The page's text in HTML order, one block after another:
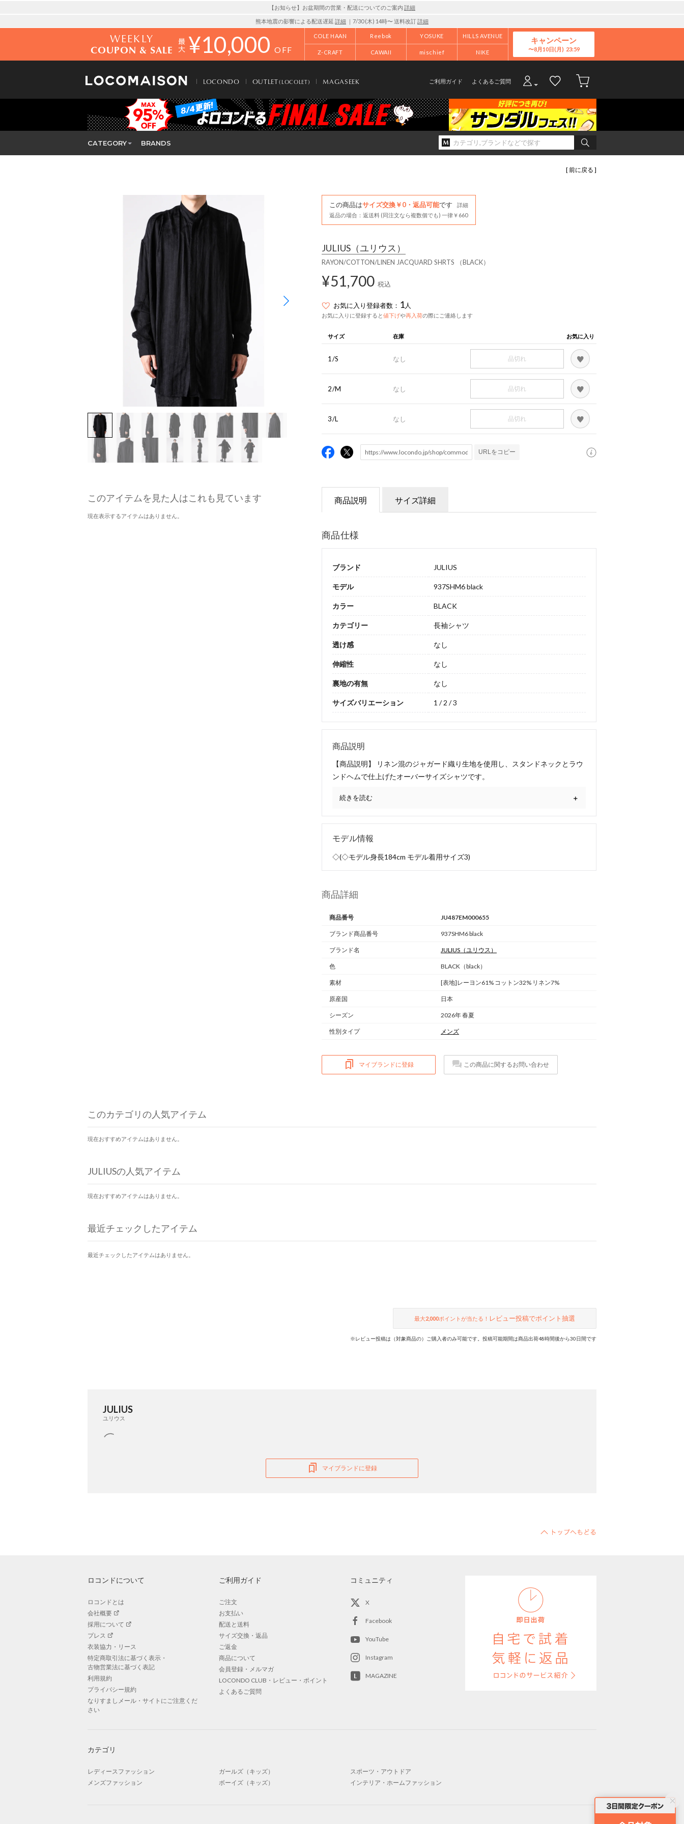
【お知らせ】お盆期間の営業・配送についてのご案内 詳細
熊本地震の影響による配送遅延 詳細 ｜7/30 (木) 14時〜 送料改訂詳細
WEEKLY
COUPON & SALE ¥10,000 OFF
COLE HAAN Reebok YOSUKE HILLS AVENUE
Z-CRAFT CAWAII mischief NIKE
キャンペーン
8月10日(月)
LOCONDO OUTLET(LOCOLET) MAGASEEK ご利用ガイド よくあるご質問
CATEGORY BRANDS
[ 前に戻る ]
このアイテムを見た人はこれも見ています
現在表示するアイテムはありません。
この商品はサイズ交換￥0・返品可能です
詳細
返品の場合：返送料 (同注文なら複数個でも) 一律￥660
JULIUS （ユリウス）
RAYON/COTTON/LINEN JACQUARD SHRTS （BLACK）
¥51,700 税込
お気に入り登録者数： 1人
お気に入りに登録すると値下げや再入荷の際にご連絡します
サイズ 在庫 お気に入り
1/S なし 品切れ
2/M なし 品切れ
3/L なし 品切れ
URLをコピー
商品説明 サイズ詳細
商品仕様
ブランド JULIUS
モデル 937SHM6 black
カラー BLACK
カテゴリー 長袖シャツ
透け感 なし
伸縮性 なし
裏地の有無 なし
サイズバリエーション 1 / 2 / 3
商品説明
【商品説明】 リネン混のジャガード織り生地を使用し、スタンドネックとラウ
ンドヘムで仕上げたオーバーサイズシャツです。
続きを読む
モデル情報
◇(◇モデル身長184cm モデル着用サイズ3)
商品詳細
商品番号 JU487EM000655
ブランド商品番号 937SHM6 black
ブランド名 JULIUS （ユリウス）
色 BLACK（black）
素材 [表地]レーヨン61% コットン32% リネン7%
原産国 日本
シーズン 2026年 春夏
性別タイプ メンズ
マイブランドに登録 この商品に関するお問い合わせ
このカテゴリの人気アイテム
現在おすすめアイテムはありません。
JULIUSの人気アイテム
現在おすすめアイテムはありません。
最近チェックしたアイテム
最近チェックしたアイテムはありません。
最大2,000ポイントが当たる！ レビュー投稿でポイント抽選
※レビュー投稿は（対象商品の）ご購入者のみ可能です。投稿可能期間は商品出荷48時間後から30日間です
JULIUS
ユリウス
マイブランドに登録
ロコンドについて
ロコンドとは
会社概要
採用について
プレス
衣装協力・リース
特定商取引法に基づく表示・
古物営業法に基づく表記
利用規約
プライバシー規約
なりすましメール・サイトにご注意くだ
さい
ご利用ガイド
ご注文
お支払い
配送と送料
サイズ交換・返品
ご返金
商品について
会員登録・メルマガ
LOCONDO CLUB・レビュー・ポイント
よくあるご質問
コミュニティ
X
Facebook
YouTube
Instagram
MAGAZINE
カテゴリ
レディースファッション
メンズファッション
ガールズ（キッズ）
ボーイズ（キッズ）
スポーツ・アウトドア
インテリア・ホームファッション